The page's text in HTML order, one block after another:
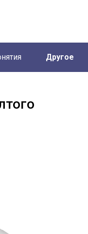
Другое